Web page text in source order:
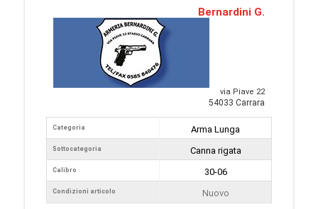
Bernardini G.
via Piave 22
54033 Carrara
Categoria
Sottocategoria
Calibro
Condizioni articolo
Arma Lunga
Canna rigata
30-06
Nuovo